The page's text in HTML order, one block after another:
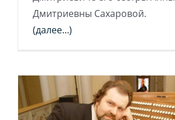
Дмитриевны Сахаровой.
(далее…)